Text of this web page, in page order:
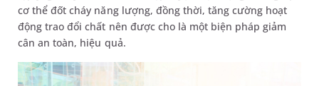
cơ thể đốt cháy năng lượng, đồng thời, tăng cường hoạt
động trao đổi chất nên được cho là một biện pháp giảm
cân an toàn, hiệu quả.